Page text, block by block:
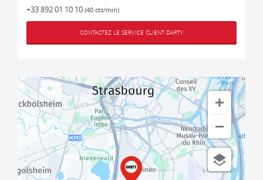
+33 892 01 10 10 (40 cts/min)
CONTACTEZ LE SERVICE CLIENT DARTY